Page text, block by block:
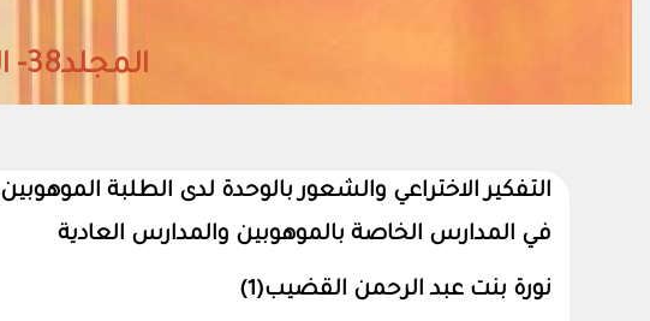
المجلد38- العدد (2) مايو(2027)م شعبان 1447هـ
التفكير الاختراعي والشعور بالوحدة لدى الطلبة الموهوبين
في المدارس الخاصة بالموهوبين والمدارس العادية
نورة بنت عبد الرحمن القضيب(1)